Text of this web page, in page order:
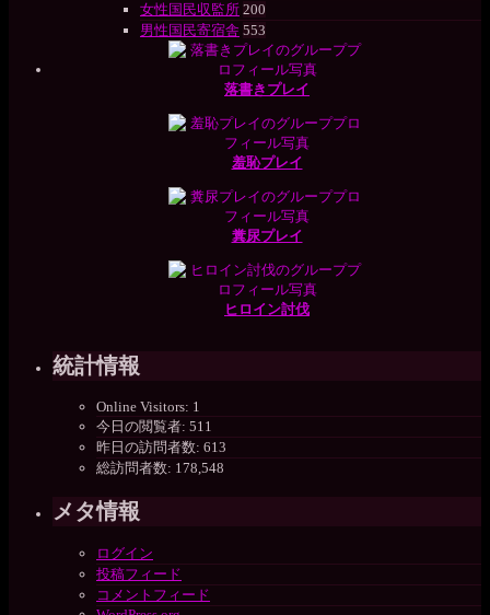
女性国民収監所 200
男性国民寄宿舎 553
落書きプレイ
羞恥プレイ
糞尿プレイ
ヒロイン討伐
統計情報
Online Visitors: 1
今日の閲覧者: 511
昨日の訪問者数: 613
総訪問者数: 178,548
メタ情報
ログイン
投稿フィード
コメントフィード